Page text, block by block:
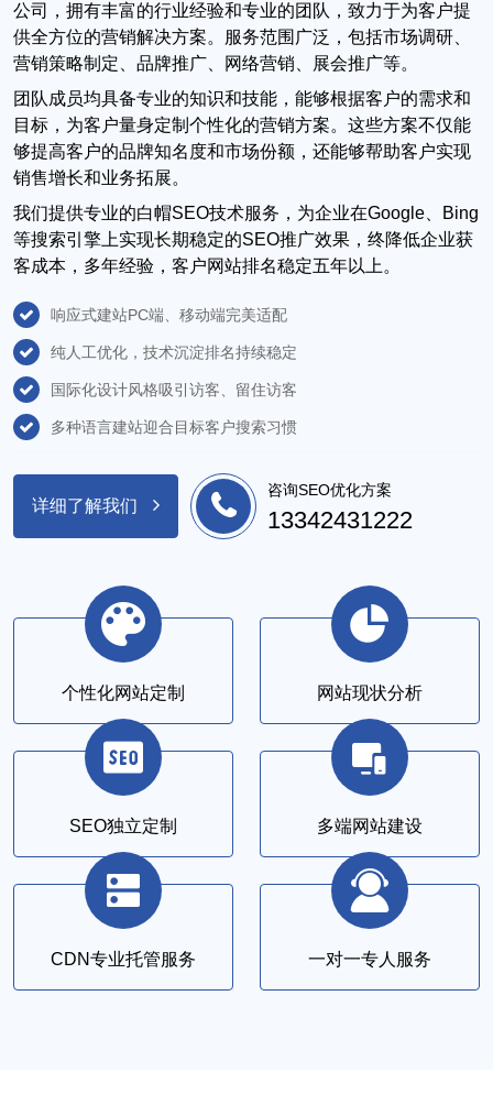
公司，拥有丰富的行业经验和专业的团队，致力于为客户提
供全方位的营销解决方案。服务范围广泛，包括市场调研、
营销策略制定、品牌推广、网络营销、展会推广等。
团队成员均具备专业的知识和技能，能够根据客户的需求和
目标，为客户量身定制个性化的营销方案。这些方案不仅能
够提高客户的品牌知名度和市场份额，还能够帮助客户实现
销售增长和业务拓展。
我们提供专业的白帽SEO技术服务，为企业在Google、Bing
等搜索引擎上实现长期稳定的SEO推广效果，终降低企业获
客成本，多年经验，客户网站排名稳定五年以上。
响应式建站PC端、移动端完美适配
纯人工优化，技术沉淀排名持续稳定
国际化设计风格吸引访客、留住访客
多种语言建站迎合目标客户搜索习惯
详细了解我们
咨询SEO优化方案
13342431222
个性化网站定制 网站现状分析
SEO独立定制 多端网站建设
CDN专业托管服务 一对一专人服务